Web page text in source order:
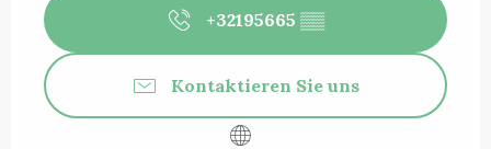
+32195665 ▒▒
Kontaktieren Sie uns